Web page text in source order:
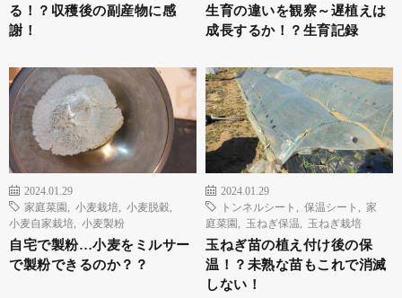
る！？収穫後の副産物に感
謝！
生育の違いを観察～遅植えは
成長するか！？生育記録
2024.01.29
家庭菜園
小麦栽培 小麦脱穀
小麦自家栽培
小麦製粉
自宅で製粉…小麦をミルサー
で製粉できるのか？？
2024.01.29
トンネルシート
保温シート
家
庭菜園
玉ねぎ保温 玉ねぎ栽培
玉ねぎ苗の植え付け後の保
温！？未熟な苗もこれで消滅
しない！